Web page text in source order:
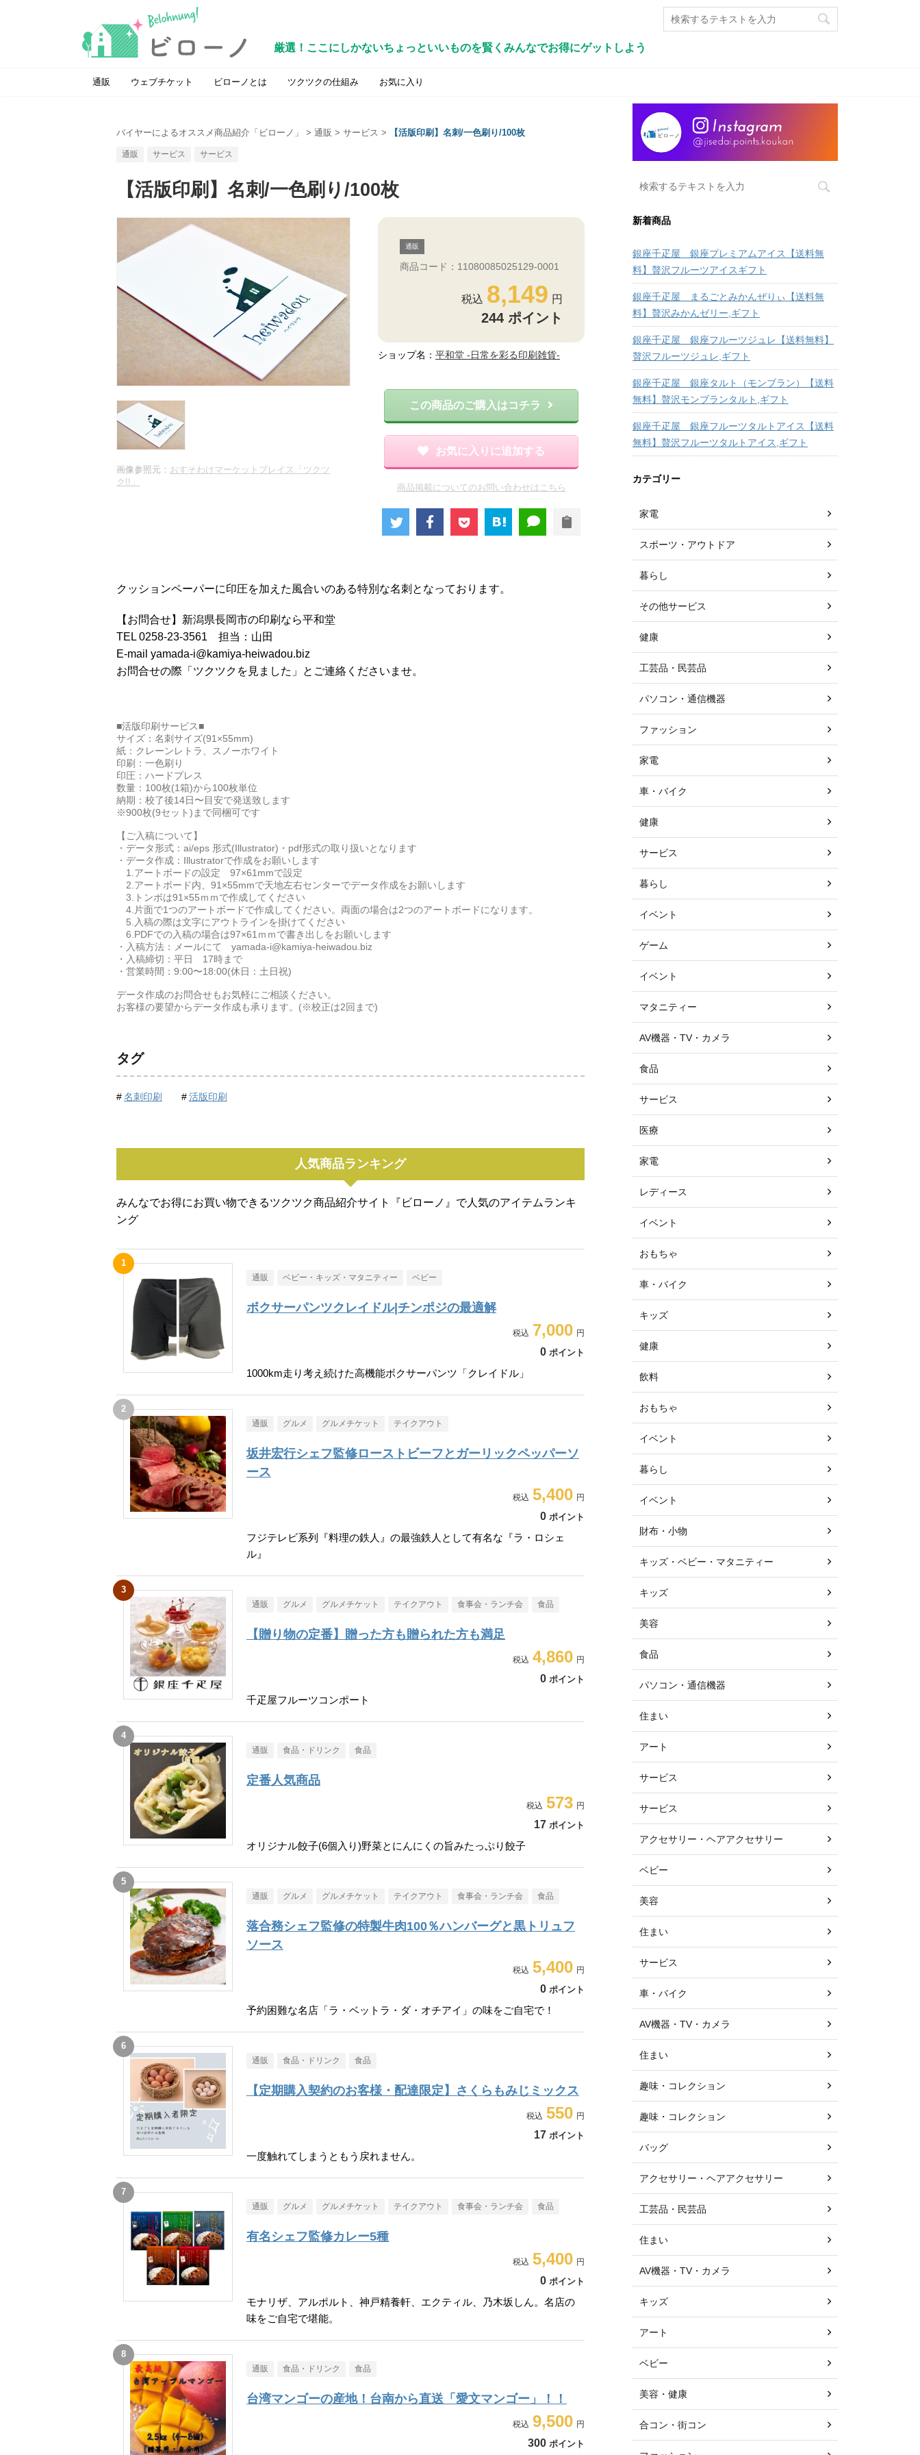
厳選！ここにしかないちょっといいものを賢くみんなでお得にゲットしよう
通販 ウェブチケット ビローノとは ツクツクの仕組み お気に入り
バイヤーによるオススメ商品紹介「ビローノ」 > 通販 > サービス > 【活版印刷】名刺/一色刷り/100枚
通販 サービス サービス
【活版印刷】名刺/一色刷り/100枚
画像参照元： おすそわけマーケットプレイス「ツクツ
ク!!」
通販
商品コード：11080085025129-0001
8,149
244 ポイント
ショップ名： 平和堂 -日常を彩る印刷雑貨-
この商品のご購入はコチラ
お気に入りに追加する
商品掲載についてのお問い合わせはこちら
クッションペーパーに印圧を加えた風合いのある特別な名刺となっております。
【お問合せ】新潟県長岡市の印刷なら平和堂
TEL 0258-23-3561 担当：山田
E-mail yamada-i@kamiya-heiwadou.biz
お問合せの際「ツクツクを見ました」とご連絡くださいませ。
■活版印刷サービス■
サイズ：名刺サイズ(91×55mm)
紙：クレーンレトラ、スノーホワイト
印刷：一色刷り
印圧：ハードプレス
数量：100枚(1箱)から100枚単位
納期：校了後14日〜目安で発送致します
※900枚(9セット)まで同梱可です
【ご入稿について】
・データ形式：ai/eps 形式(Illustrator)・pdf形式の取り扱いとなります
・データ作成：Illustratorで作成をお願いします
1.アートボードの設定 97×61mmで設定
2.アートボード内、91×55mmで天地左右センターでデータ作成をお願いします
3.トンボは91×55ｍｍで作成してください
4.片面で1つのアートボードで作成してください。両面の場合は2つのアートボードになります。
5.入稿の際は文字にアウトラインを掛けてください
6.PDFでの入稿の場合は97×61ｍｍで書き出しをお願いします
・入稿方法：メールにて yamada-i@kamiya-heiwadou.biz
・入稿締切：平日 17時まで
・営業時間：9:00〜18:00(休日：土日祝)
データ作成のお問合せもお気軽にご相談ください。
お客様の要望からデータ作成も承ります。(※校正は2回まで)
タグ
名刺印刷 活版印刷
人気商品ランキング
みんなでお得にお買い物できるツクツク商品紹介サイト『ビローノ』で人気のアイテムランキ
ング
通販 ベビー・キッズ・マタニティー ベビー
ボクサーパンツクレイドル|チンポジの最適解
7,000
0 ポイント
1000km走り考え続けた高機能ボクサーパンツ「クレイドル」
通販 グルメ グルメチケット テイクアウト
坂井宏行シェフ監修ローストビーフとガーリックペッパーソ
ース
5,400
0 ポイント
フジテレビ系列『料理の鉄人』の最強鉄人として有名な『ラ・ロシェ
ル』
通販 グルメ グルメチケット テイクアウト 食事会・ランチ会 食品
【贈り物の定番】贈った方も贈られた方も満足
4,860
0 ポイント
千疋屋フルーツコンポート
通販 食品・ドリンク 食品
定番人気商品
573
17 ポイント
オリジナル餃子(6個入り)野菜とにんにくの旨みたっぷり餃子
通販 グルメ グルメチケット テイクアウト 食事会・ランチ会 食品
落合務シェフ監修の特製牛肉100％ハンバーグと黒トリュフ
ソース
5,400
0 ポイント
予約困難な名店「ラ・ベットラ・ダ・オチアイ」の味をご自宅で！
通販 食品・ドリンク 食品
【定期購入契約のお客様・配達限定】さくらもみじミックス
550
17 ポイント
一度触れてしまうともう戻れません。
通販 グルメ グルメチケット テイクアウト 食事会・ランチ会 食品
有名シェフ監修カレー5種
5,400
0 ポイント
モナリザ、アルポルト、神戸精養軒、エクティル、乃木坂しん。名店の
味をご自宅で堪能。
通販 食品・ドリンク 食品
台湾マンゴーの産地！台南から直送「愛文マンゴー」！！
9,500
300 ポイント
新着商品
銀座千疋屋 銀座プレミアムアイス【送料無
料】贅沢フルーツアイスギフト
銀座千疋屋 まるごとみかんぜりぃ【送料無
料】贅沢みかんゼリー,ギフト
銀座千疋屋 銀座フルーツジュレ【送料無料】
贅沢フルーツジュレ,ギフト
銀座千疋屋 銀座タルト（モンブラン）【送料
無料】贅沢モンブランタルト,ギフト
銀座千疋屋 銀座フルーツタルトアイス【送料
無料】贅沢フルーツタルトアイス,ギフト
カテゴリー
家電
スポーツ・アウトドア
暮らし
その他サービス
健康
工芸品・民芸品
パソコン・通信機器
ファッション
家電
車・バイク
健康
サービス
暮らし
イベント
ゲーム
イベント
マタニティー
AV機器・TV・カメラ
食品
サービス
医療
家電
レディース
イベント
おもちゃ
車・バイク
キッズ
健康
飲料
おもちゃ
イベント
暮らし
イベント
財布・小物
キッズ・ベビー・マタニティー
キッズ
美容
食品
パソコン・通信機器
住まい
アート
サービス
サービス
アクセサリー・ヘアアクセサリー
ベビー
美容
住まい
サービス
車・バイク
AV機器・TV・カメラ
住まい
趣味・コレクション
趣味・コレクション
バッグ
アクセサリー・ヘアアクセサリー
工芸品・民芸品
住まい
AV機器・TV・カメラ
キッズ
アート
ベビー
美容・健康
合コン・街コン